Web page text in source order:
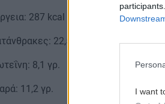
I want
287 kcal
22,5 γρ.
8,1 γρ.
11,2 γρ.